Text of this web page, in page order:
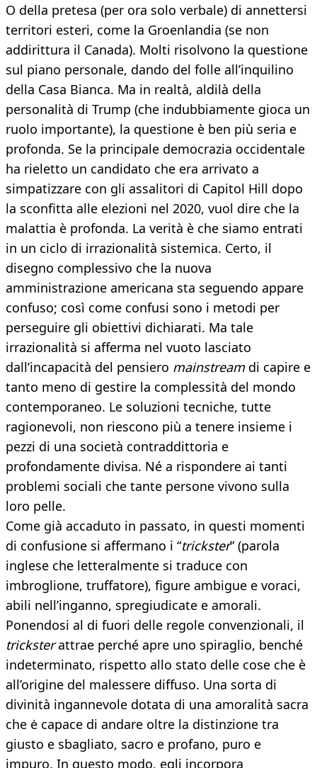
O della pretesa (per ora solo verbale) di annettersi
territori esteri, come la Groenlandia (se non
addirittura il Canada). Molti risolvono la questione
sul piano personale, dando del folle all’inquilino
della Casa Bianca. Ma in realtà, aldilà della
personalità di Trump (che indubbiamente gioca un
ruolo importante), la questione è ben più seria e
profonda. Se la principale democrazia occidentale
ha rieletto un candidato che era arrivato a
simpatizzare con gli assalitori di Capitol Hill dopo
la sconfitta alle elezioni nel 2020, vuol dire che la
malattia è profonda. La verità è che siamo entrati
in un ciclo di irrazionalità sistemica. Certo, il
disegno complessivo che la nuova
amministrazione americana sta seguendo appare
confuso; così come confusi sono i metodi per
perseguire gli obiettivi dichiarati. Ma tale
irrazionalità si afferma nel vuoto lasciato
dall’incapacità del pensiero mainstreamdi capire e
tanto meno di gestire la complessità del mondo
contemporaneo. Le soluzioni tecniche, tutte
ragionevoli, non riescono più a tenere insieme i
pezzi di una società contraddittoria e
profondamente divisa. Né a rispondere ai tanti
problemi sociali che tante persone vivono sulla
loro pelle.
Come già accaduto in passato, in questi momenti
di confusione si affermano i “trickster” (parola
inglese che letteralmente si traduce con
imbroglione, truffatore), figure ambigue e voraci,
abili nell’inganno, spregiudicate e amorali.
Ponendosi al di fuori delle regole convenzionali, il
tricksterattrae perché apre uno spiraglio, benché
indeterminato, rispetto allo stato delle cose che è
all’origine del malessere diffuso. Una sorta di
divinità ingannevole dotata di una amoralità sacra
che ė capace di andare oltre la distinzione tra
giusto e sbagliato, sacro e profano, puro e
impuro. In questo modo, egli incorpora